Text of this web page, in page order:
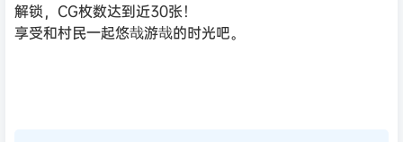
解锁，CG枚数达到近30张！
享受和村民一起悠哉游哉的时光吧。